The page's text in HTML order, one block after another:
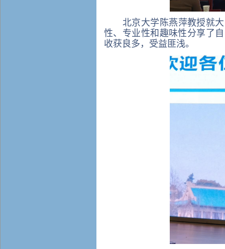
北京大学陈燕萍教授就
性、专业性和趣味性分享了
收获良多，受益匪浅。